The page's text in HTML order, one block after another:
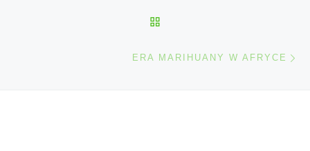
ERA MARIHUANY W AFRYCE